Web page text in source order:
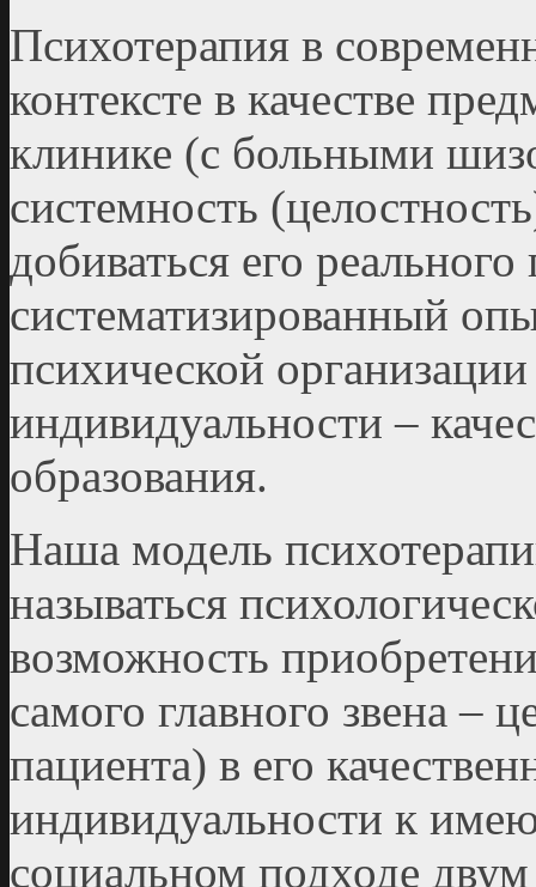
Психотерапия в
контексте в качестве
клинике (с больными
системность
добиваться его
систематизированный
психической
индивидуальности –
образования.
Наша модель
называться
возможность
самого главного звена –
пациента) в его
индивидуальности к
социальном подходе